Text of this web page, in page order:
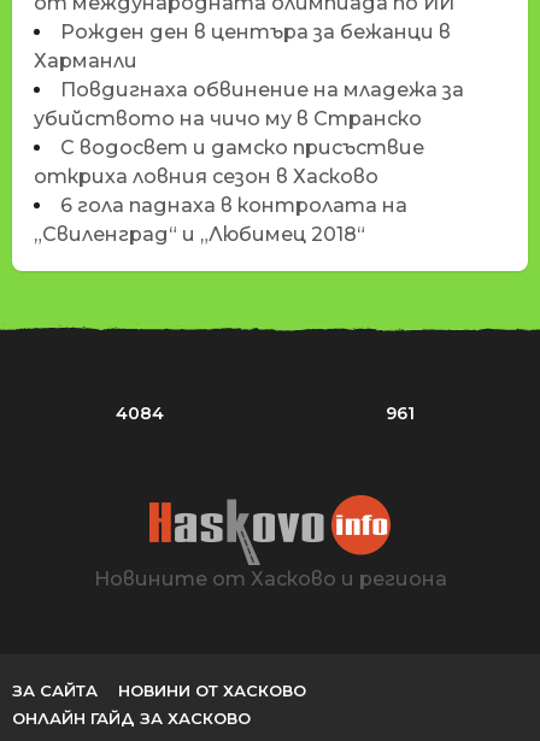
Рожден ден в центъра за бежанци в
Харманли
Повдигнаха обвинение на младежа за
убийството на чичо му в Странско
С водосвет и дамско присъствие
откриха ловния сезон в Хасково
6 гола паднаха в контролата на
„Свиленград“ и „Любимец 2018“
4084 961
Новините от Хасково и региона
ЗА САЙТА
НОВИНИ ОТ ХАСКОВО
ОНЛАЙН ГАЙД ЗА ХАСКОВО